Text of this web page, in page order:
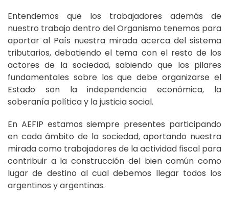
Entendemos que los trabajadores además de
nuestro trabajo dentro del Organismo tenemos para
aportar al País nuestra mirada acerca del sistema
tributarios, debatiendo el tema con el resto de los
actores de la sociedad, sabiendo que los pilares
fundamentales sobre los que debe organizarse el
Estado son la independencia económica, la
soberanía política y la justicia social.
En AEFIP estamos siempre presentes participando
en cada ámbito de la sociedad, aportando nuestra
mirada como trabajadores de la actividad fiscal para
contribuir a la construcción del bien común como
lugar de destino al cual debemos llegar todos los
argentinos y argentinas.